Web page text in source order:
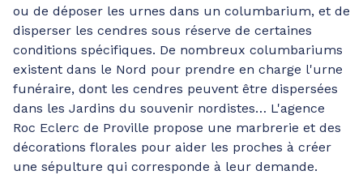
ou de déposer les urnes dans un columbarium, et de
disperser les cendres sous réserve de certaines
conditions spécifiques. De nombreux columbariums
existent dans le Nord pour prendre en charge l'urne
funéraire, dont les cendres peuvent être dispersées
dans les Jardins du souvenir nordistes… L'agence
Roc Eclerc de Proville propose une marbrerie et des
décorations florales pour aider les proches à créer
une sépulture qui corresponde à leur demande.